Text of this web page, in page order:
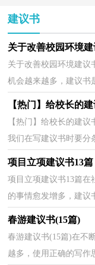
建议书
关于改善校园环境
关于改善校园环境建议
机会越来越多，建议书
用。为了让您在写建
【热门】给校长的
【热门】给校长的建
我们在写建议书时要分
展吗？下面是小编整
项目立项建议书13篇
项目立项建议书13篇在
的事情愈发增多，建议
怎么去写建议书呢？下
春游建议书(15篇)
春游建议书(15篇)在不
越多，使用正确的写作